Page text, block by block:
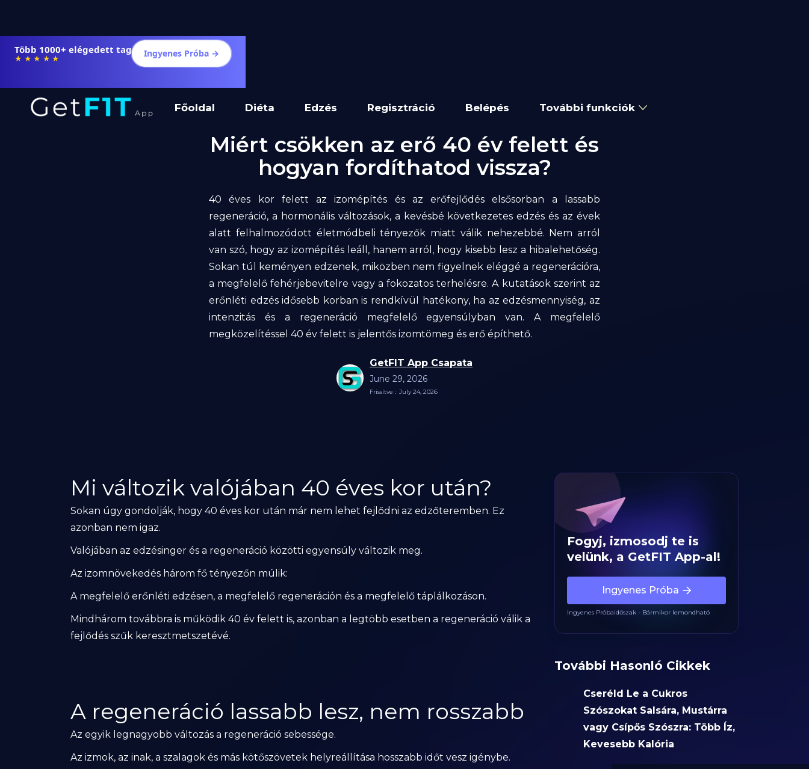
Főoldal Diéta Edzés Regisztráció Belépés További funkciók
Több 1000+ elégedett tag
★★★★★ Ingyenes Próba →
Miért csökken az erő 40 év felett és
hogyan fordíthatod vissza?
40 éves kor felett az izomépítés és az erőfejlődés elsősorban a lassabb
regeneráció, a hormonális változások, a kevésbé következetes edzés és az évek
alatt felhalmozódott életmódbeli tényezők miatt válik nehezebbé. Nem arról
van szó, hogy az izomépítés leáll, hanem arról, hogy kisebb lesz a hibalehetőség.
Sokan túl keményen edzenek, miközben nem figyelnek eléggé a regenerációra,
a megfelelő fehérjebevitelre vagy a fokozatos terhelésre. A kutatások szerint az
erőnléti edzés idősebb korban is rendkívül hatékony, ha az edzésmennyiség, az
intenzitás és a regeneráció megfelelő egyensúlyban van. A megfelelő
megközelítéssel 40 év felett is jelentős izomtömeg és erő építhető.‍
GetFIT App Csapata
June 29, 2026
Frissítve : July 24, 2026
Mi változik valójában 40 éves kor után?
Sokan úgy gondolják, hogy 40 éves kor után már nem lehet fejlődni az edzőteremben. Ez
azonban nem igaz.
Valójában az edzésinger és a regeneráció közötti egyensúly változik meg.
Az izomnövekedés három fő tényezőn múlik:
A megfelelő erőnléti edzésen, a megfelelő regeneráción és a megfelelő táplálkozáson.
Mindhárom továbbra is működik 40 év felett is, azonban a legtöbb esetben a regeneráció válik a
fejlődés szűk keresztmetszetévé.
A regeneráció lassabb lesz, nem rosszabb
Az egyik legnagyobb változás a regeneráció sebessége.
Az izmok, az inak, a szalagok és más kötőszövetek helyreállítása hosszabb időt vesz igénybe.
Fogyj, izmosodj te is
velünk, a GetFIT App-al!
Ingyenes Próba
Ingyenes Próbaidőszak - Bármikor lemondható
További Hasonló Cikkek
Cseréld Le a Cukros
Szószokat Salsára, Mustárra
vagy Csípős Szószra: Több Íz,
Kevesebb Kalória